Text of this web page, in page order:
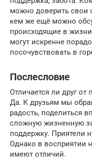
можно доверить свои
кем же ещё можно
происходящие в
могут искренне
посочувствовать в
Послесловие
Отличается ли друг от
Да. К друзьям мы
радость, поделиться
сложную жизненную
поддержку. Приятели
Однако в восприятии
имеют отличий.